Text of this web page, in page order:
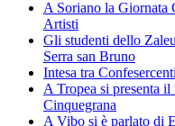
A Soriano la Giornata
Artisti
Gli studenti dello
Serra san Bruno
Intesa tra
A Tropea si presenta
Cinquegrana
A Vibo si è parlato di